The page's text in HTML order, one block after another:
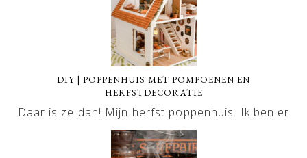
DIY | POPPENHUIS MET POMPOENEN EN
HERFSTDECORATIE
Daar is ze dan! Mijn herfst poppenhuis. Ik ben er